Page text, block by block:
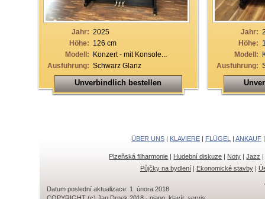
Jahr: 2025
Höhe: 126 cm
Modell: Konzert - mit Konsole...
Ausführung: Schwarz Glanz
Unverbindlich bestellen
Jahr:
Höhe:
Modell:
Ausführung:
ÜBER UNS | KLAVIERE | FLÜGEL | ANKAUF
Plzeňská filharmonie | Hudební diskuze | Noty |Jazz
Půjčky na bydlení | Ekonomické stavby |
Datum poslední aktualizace: 1. února 2018